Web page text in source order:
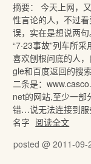
摘要： 今天上网，
性言论的人，不过
误，实在是想说两
“7·23事故”列车所
喜欢刨根问底的人
gle和百度返回的搜
二条是：
net的网站,至少一部
错…说无法连接到
名字 阅读全文
posted @ 2011-